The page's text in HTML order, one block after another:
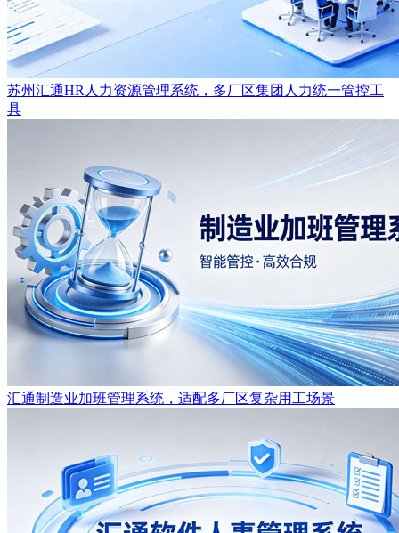
苏州汇通HR人力资源管理系统，多厂区集团人力统一管控工
具
汇通制造业加班管理系统，适配多厂区复杂用工场景